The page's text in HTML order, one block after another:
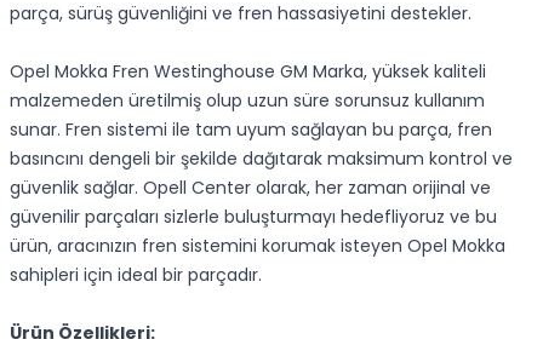
parça, sürüş güvenliğini ve fren hassasiyetini destekler.
Opel Mokka Fren Westinghouse GM Marka, yüksek kaliteli
malzemeden üretilmiş olup uzun süre sorunsuz kullanım
sunar. Fren sistemi ile tam uyum sağlayan bu parça, fren
basıncını dengeli bir şekilde dağıtarak maksimum kontrol ve
güvenlik sağlar. Opell Center olarak, her zaman orijinal ve
güvenilir parçaları sizlerle buluşturmayı hedefliyoruz ve bu
ürün, aracınızın fren sistemini korumak isteyen Opel Mokka
sahipleri için ideal bir parçadır.
Ürün Özellikleri: